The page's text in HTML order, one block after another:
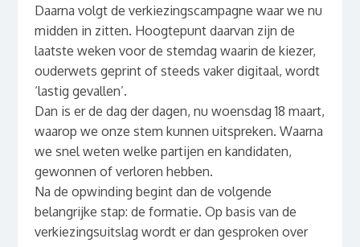
Daarna volgt de verkiezingscampagne waar we nu
midden in zitten. Hoogtepunt daarvan zijn de
laatste weken voor de stemdag waarin de kiezer,
ouderwets geprint of steeds vaker digitaal, wordt
‘lastig gevallen’.
Dan is er de dag der dagen, nu woensdag 18 maart,
waarop we onze stem kunnen uitspreken. Waarna
we snel weten welke partijen en kandidaten,
gewonnen of verloren hebben.
Na de opwinding begint dan de volgende
belangrijke stap: de formatie. Op basis van de
verkiezingsuitslag wordt er dan gesproken over